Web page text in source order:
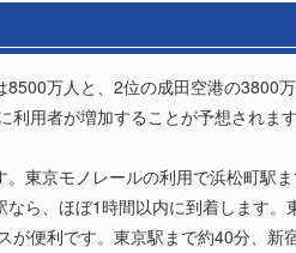
万人と、2位の成田空港の3800
用者が増加することが予想されま
東京モノレールの利用で浜松町駅
ら、ほぼ1時間以内に到着します
便利です。東京駅まで約40分、